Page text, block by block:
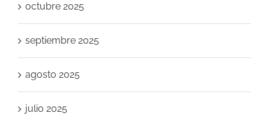
octubre 2025
septiembre 2025
agosto 2025
julio 2025